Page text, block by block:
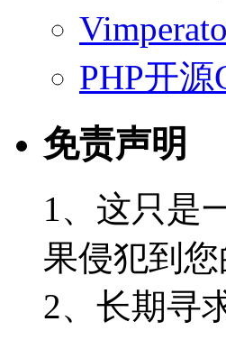
PHP开
免责声明
1、这只是
果侵犯到
2、长期寻